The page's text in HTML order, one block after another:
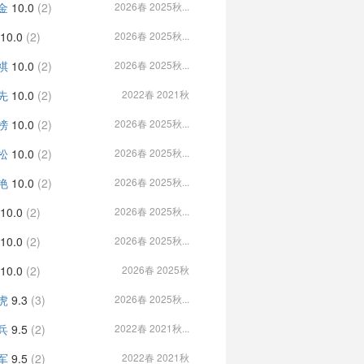
10.0 (2) 2026春 2025秋...
10.0 (2) 2026春 2025秋...
10.0 (2) 2026春 2025秋...
10.0 (2) 2022春 2021秋
10.0 (2) 2026春 2025秋...
10.0 (2) 2026春 2025秋...
10.0 (2) 2026春 2025秋...
10.0 (2) 2026春 2025秋...
10.0 (2) 2026春 2025秋...
10.0 (2) 2026春 2025秋
9.3 (3) 2026春 2025秋...
9.5 (2) 2022春 2021秋...
9.5 (2) 2022春 2021秋